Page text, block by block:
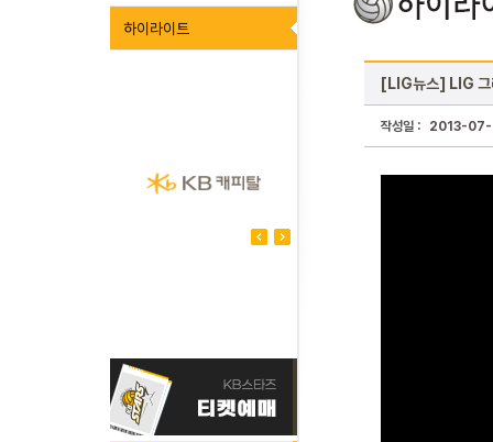
하이라이트
[LIG뉴스] LIG 그
작성일 : 2013-